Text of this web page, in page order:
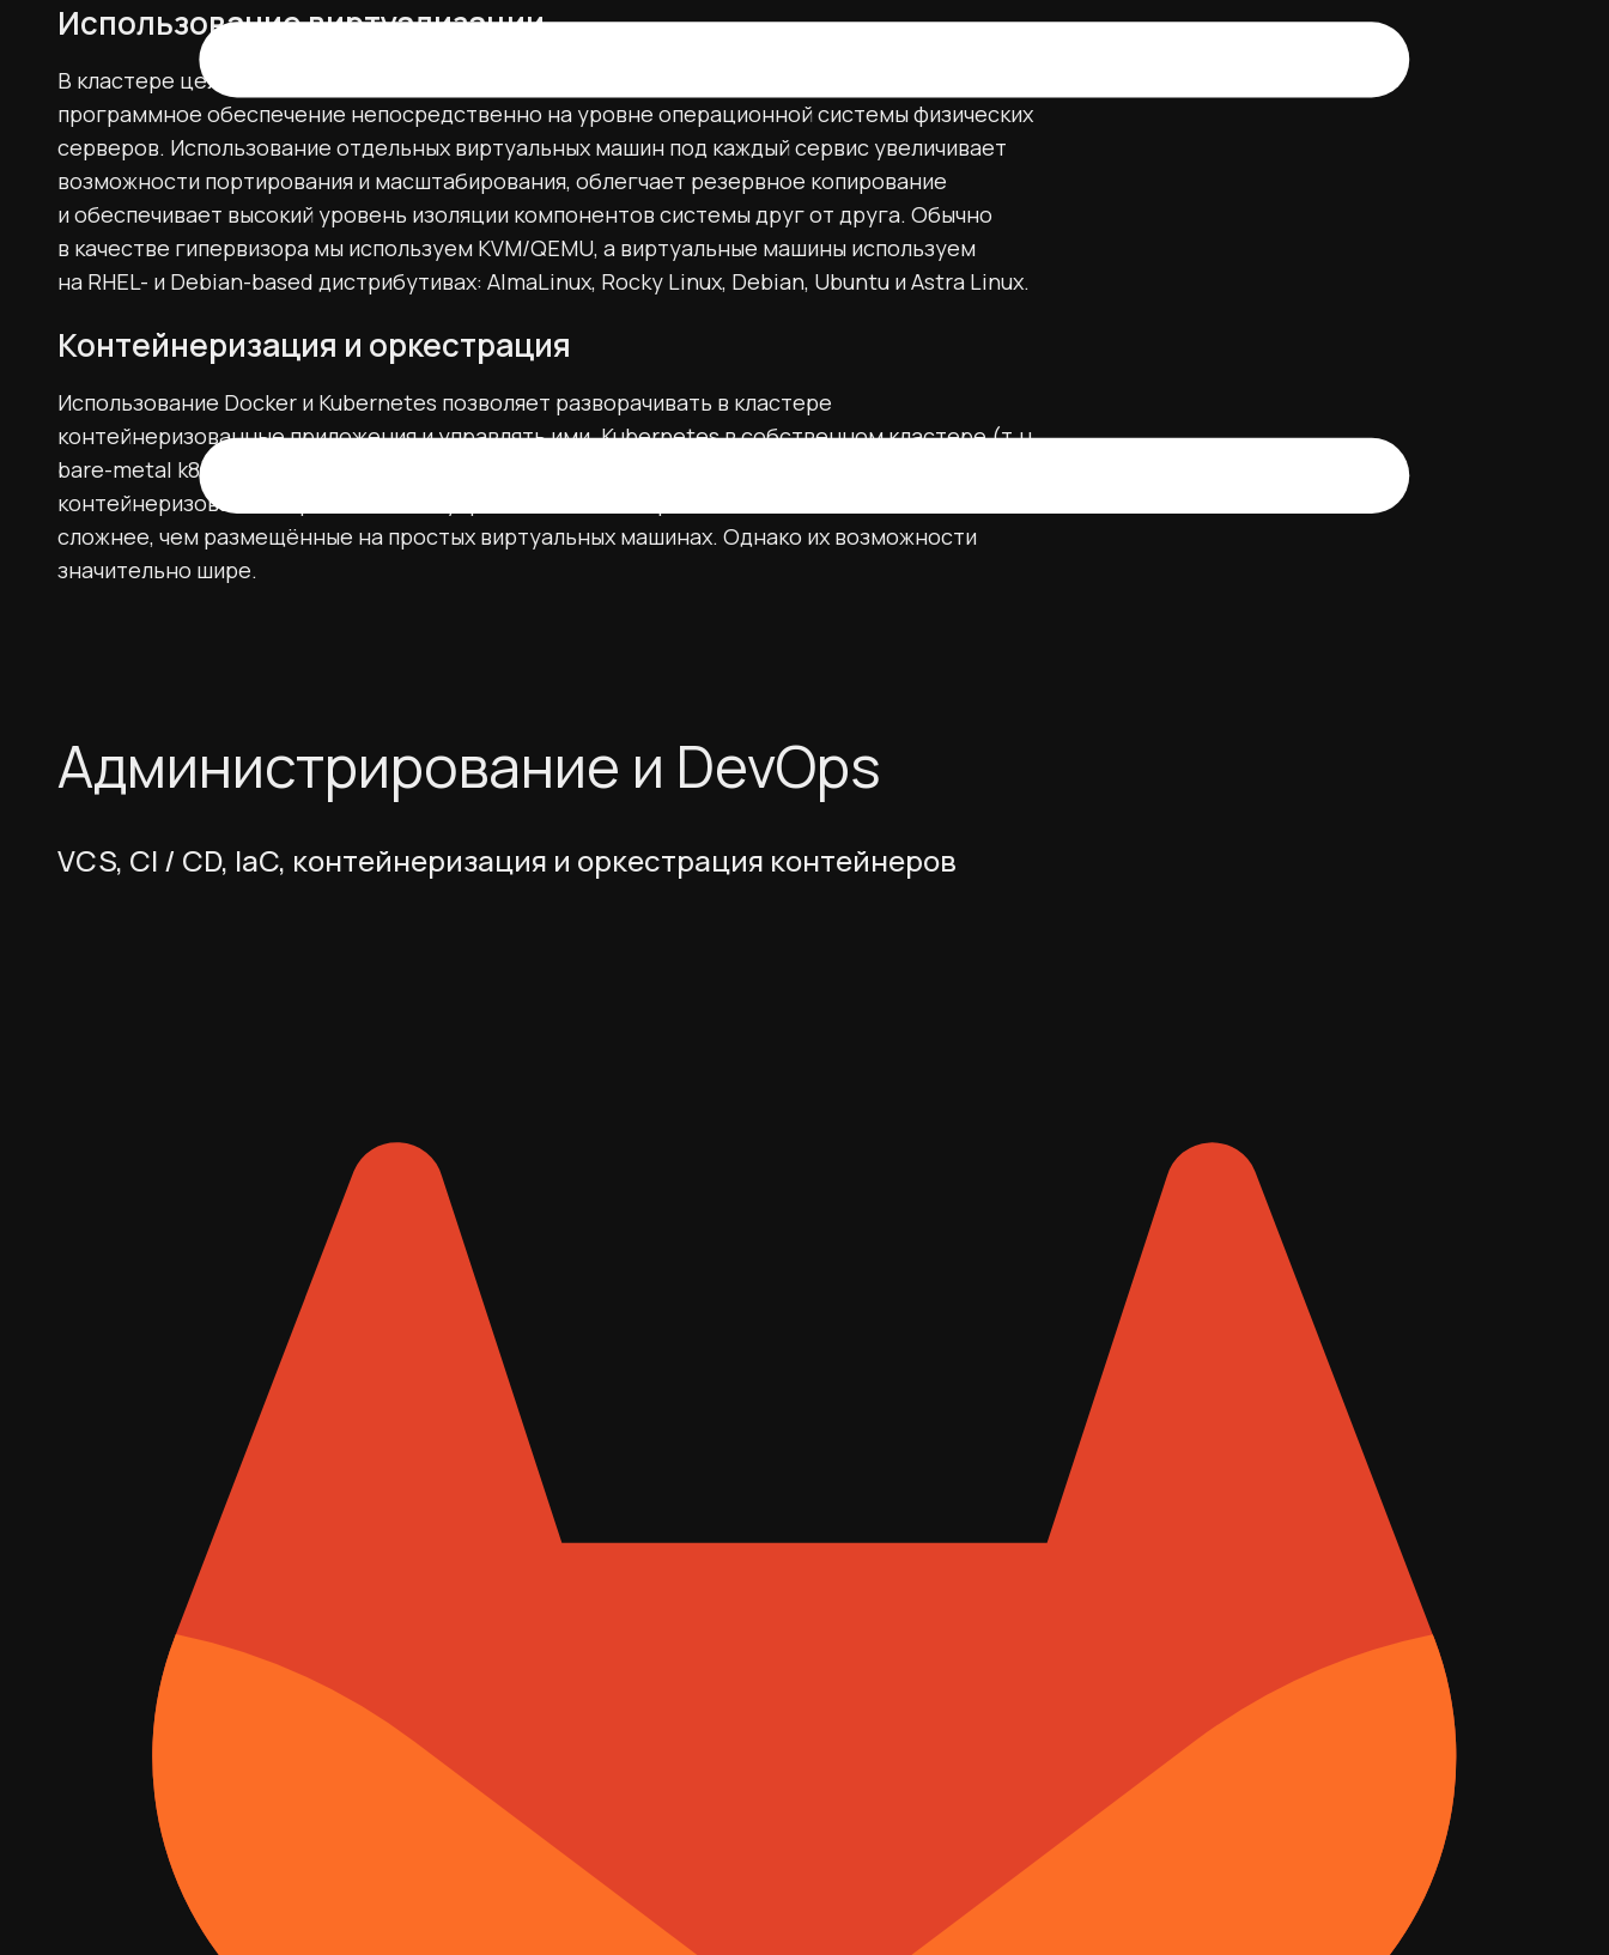
Использование виртуализации
В кластере целесообразно использовать виртуализацию, а не размещать используемое
программное обеспечение непосредственно на уровне операционной системы физических
серверов. Использование отдельных виртуальных машин под каждый сервис увеличивает
возможности портирования и масштабирования, облегчает резервное копирование
и обеспечивает высокий уровень изоляции компонентов системы друг от друга. Обычно
в качестве гипервизора мы используем KVM/QEMU, а виртуальные машины используем
на RHEL- и Debian-based дистрибутивах: AlmaLinux, Rocky Linux, Debian, Ubuntu и Astra Linux.
Контейнеризация и оркестрация
Использование Docker и Kubernetes позволяет разворачивать в кластере
контейнеризованные приложения и управлять ими. Kubernetes в собственном кластере (т.н.
bare-metal k8s) обеспечивает быстрое масштабирование и отказоустойчивость
контейнеризованных приложений. В управлении, мониторинге и отладке такие системы
сложнее, чем размещённые на простых виртуальных машинах. Однако их возможности
значительно шире.
Администрирование и DevOps
VCS, CI / CD, IaC, контейнеризация и оркестрация контейнеров